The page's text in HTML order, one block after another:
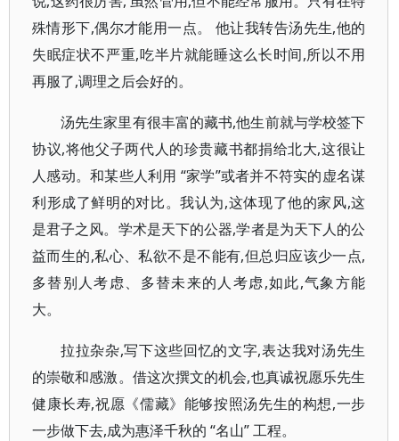
殊情形下,偶尔才能用一点。 他让我转告汤先生,他的
失眠症状不严重,吃半片就能睡这么长时间,所以不用
再服了,调理之后会好的。
汤先生家里有很丰富的藏书,他生前就与学校签下
协议,将他父子两代人的珍贵藏书都捐给北大,这很让
人感动。和某些人利用 “家学”或者并不符实的虚名谋
利形成了鲜明的对比。我认为,这体现了他的家风,这
是君子之风。学术是天下的公器,学者是为天下人的公
益而生的,私心、私欲不是不能有,但总归应该少一点,
多替别人考虑、多替未来的人考虑,如此,气象方能
大。
拉拉杂杂,写下这些回忆的文字,表达我对汤先生
的崇敬和感激。借这次撰文的机会,也真诚祝愿乐先生
健康长寿,祝愿《儒藏》能够按照汤先生的构想,一步
一步做下去,成为惠泽千秋的 “名山” 工程。